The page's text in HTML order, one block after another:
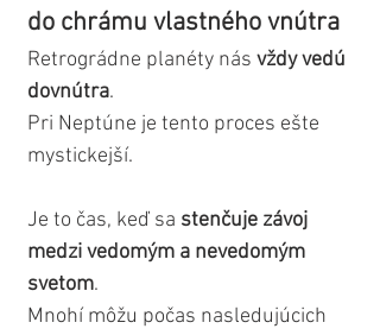
do chrámu vlastného vnútra
Retrográdne planéty nás vždy vedú
dovnútra.
Pri Neptúne je tento proces ešte
mystickejší.
Je to čas, keď sa stenčuje závoj
medzi vedomým a nevedomým
svetom.
Mnohí môžu počas nasledujúcich